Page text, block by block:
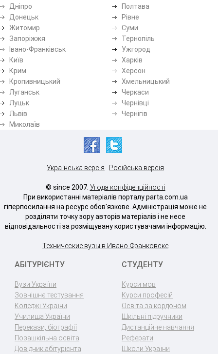
Дніпро
Донецьк
Житомир
Запоріжжя
Івано-Франківськ
Київ
Крим
Кропивницький
Луганськ
Луцьк
Львів
Миколаїв
Полтава
Рівне
Суми
Тернопіль
Ужгород
Харків
Херсон
Хмельницький
Черкаси
Чернівці
Чернігів
Українська версія Російська версія
© since 2007. Угода конфіденційності
При використанні матеріалів порталу parta.com.ua
гіперпосилання на ресурс обов'язкове. Адміністрація може не
розділяти точку зору авторів матеріалів і не несе
відповідальності за розміщувану користувачами інформацію.
Технические вузы в Ивано-Франковске
АБІТУРІЄНТУ
Вузи України
Зовнішнє тестування
Коледжі України
Училища України
Перекази, біографії
Позашкільна освіта
Довідник абітурієнта
СТУДЕНТУ
Курси мов
Курси професій
Освіта за кордоном
Шкільні підручники
Дистанційне навчання
Реферати
Школи України